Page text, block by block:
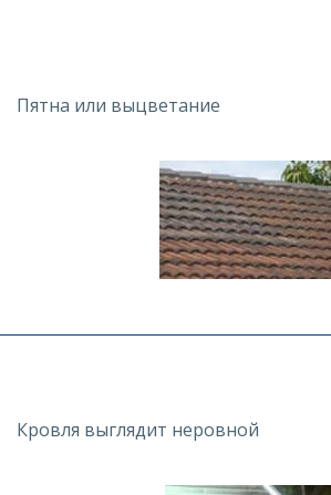
Пятна или выцветание
Кровля выглядит неровной